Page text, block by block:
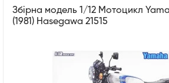
Збірна модель 1/12 Мотоцикл
(1981) Hasegawa 21515